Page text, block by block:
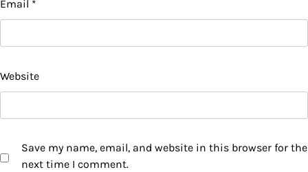
Email *
Website
Save my name, email, and website in this browser for the
next time I comment.